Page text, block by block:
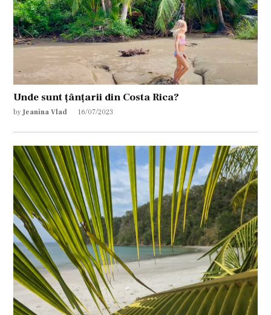
Unde sunt țânțarii din Costa Rica?
by Jeanina Vlad 16/07/2023